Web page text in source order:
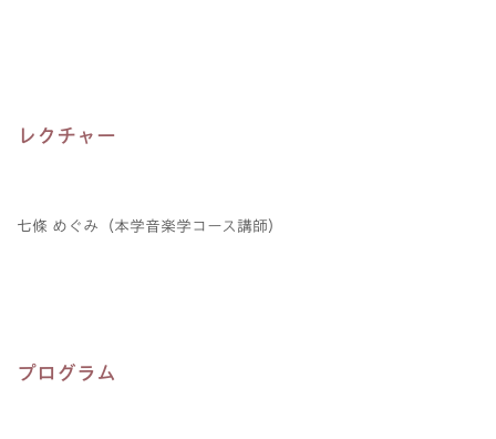
レクチャー
七條 めぐみ（本学音楽学コース講師）
プログラム